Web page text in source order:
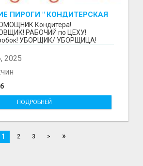
ПИРОГИ " КОНДИТЕРСКАЯ
"
Кондитера!
РАБОЧИЙ по ЦЕХУ!
УБОРЩИК/ УБОРЩИЦА!
тортов и пирогов от...
2025
ПОДРОБНЕЙ
1 2 3 > »